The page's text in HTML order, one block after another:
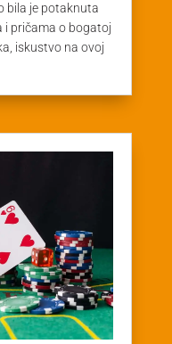
bila je potaknuta
i pričama o bogatoj
iskustvo na ovoj